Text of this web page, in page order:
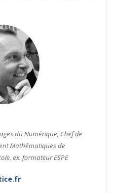
du Numérique, Chef de
Mathématiques de
ex. formateur ESPE